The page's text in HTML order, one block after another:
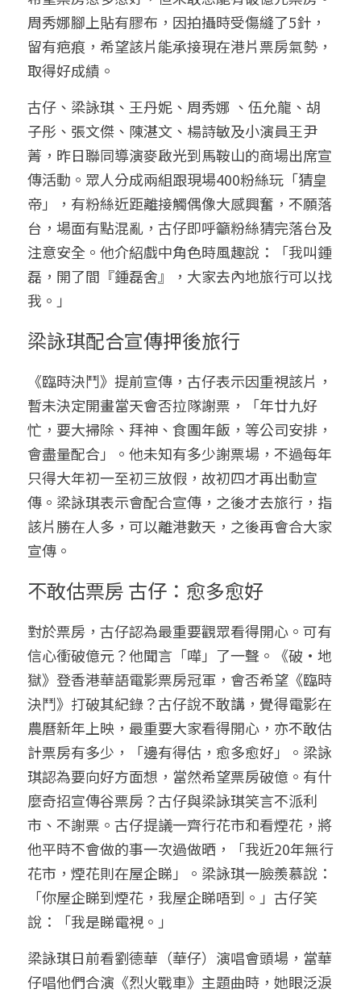
周秀娜腳上貼有膠布，因拍攝時受傷縫了5針，
留有疤痕，希望該片能承接現在港片票房氣勢，
取得好成績。
古仔、梁詠琪、王丹妮、周秀娜 、伍允龍、胡
子彤、張文傑、陳湛文、楊詩敏及小演員王尹
菁，昨日聯同導演麥啟光到馬鞍山的商場出席宣
傳活動。眾人分成兩組跟現場400粉絲玩「猜皇
帝」，有粉絲近距離接觸偶像大感興奮，不願落
台，場面有點混亂，古仔即呼籲粉絲猜完落台及
注意安全。他介紹戲中角色時風趣說：「我叫鍾
磊，開了間『鍾磊舍』，大家去內地旅行可以找
我。」
梁詠琪配合宣傳押後旅行
《臨時決鬥》提前宣傳，古仔表示因重視該片，
暫未決定開畫當天會否拉隊謝票，「年廿九好
忙，要大掃除、拜神、食團年飯，等公司安排，
會盡量配合」。他未知有多少謝票場，不過每年
只得大年初一至初三放假，故初四才再出動宣
傳。梁詠琪表示會配合宣傳，之後才去旅行，指
該片勝在人多，可以離港數天，之後再會合大家
宣傳。
不敢估票房 古仔：愈多愈好
對於票房，古仔認為最重要觀眾看得開心。可有
信心衝破億元？他聞言「嘩」了一聲。《破•地
獄》登香港華語電影票房冠軍，會否希望《臨時
決鬥》打破其紀錄？古仔說不敢講，覺得電影在
農曆新年上映，最重要大家看得開心，亦不敢估
計票房有多少，「邊有得估，愈多愈好」。梁詠
琪認為要向好方面想，當然希望票房破億。有什
麼奇招宣傳谷票房？古仔與梁詠琪笑言不派利
市、不謝票。古仔提議一齊行花市和看煙花，將
他平時不會做的事一次過做晒，「我近20年無行
花市，煙花則在屋企睇」。梁詠琪一臉羨慕說：
「你屋企睇到煙花，我屋企睇唔到。」古仔笑
說：「我是睇電視。」
梁詠琪日前看劉德華（華仔）演唱會頭場，當華
仔唱他們合演《烈火戰車》主題曲時，她眼泛淚